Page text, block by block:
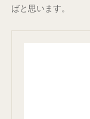
ばと思います。